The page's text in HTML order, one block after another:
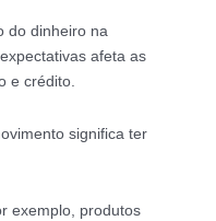
do dinheiro na
afeta as
e crédito.
significa ter
exemplo, produtos